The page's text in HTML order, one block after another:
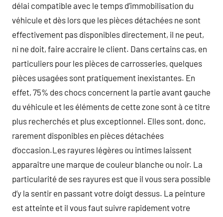
délai compatible avec le temps d’immobilisation du
véhicule et dès lors que les pièces détachées ne sont
effectivement pas disponibles directement, il ne peut,
ni ne doit, faire accraire le client. Dans certains cas, en
particuliers pour les pièces de carrosseries, quelques
pièces usagées sont pratiquement inexistantes. En
effet, 75% des chocs concernent la partie avant gauche
du véhicule et les éléments de cette zone sont à ce titre
plus recherchés et plus exceptionnel. Elles sont, donc,
rarement disponibles en pièces détachées
d’occasion.Les rayures légères ou intimes laissent
apparaître une marque de couleur blanche ou noir. La
particularité de ses rayures est que il vous sera possible
d’y la sentir en passant votre doigt dessus. La peinture
est atteinte et il vous faut suivre rapidement votre